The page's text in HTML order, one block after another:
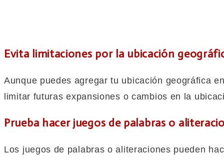
Evita limitaciones por la ubicación
Aunque puedes agregar tu ubicación geográfica
limitar futuras expansiones o cambios en la
Prueba hacer juegos de palabras o
Los juegos de palabras o aliteraciones pueden